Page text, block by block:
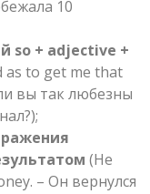
10
so + adjective +
as to get me that
вы так любезны
(He
– Он вернулся